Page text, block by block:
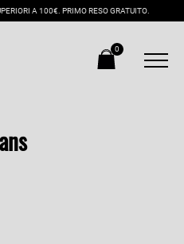
A 100€. PRIMO RESO GRATUITO.
0